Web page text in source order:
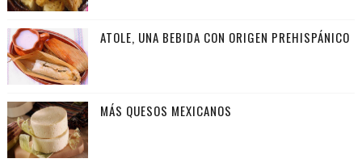
ATOLE, UNA BEBIDA CON ORIGEN PREHISPÁNICO
MÁS QUESOS MEXICANOS